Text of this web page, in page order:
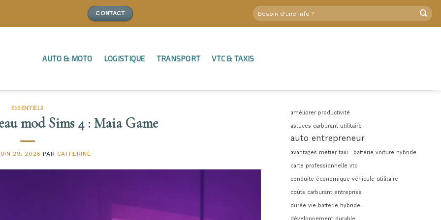
CONTACT
AUTO & MOTO LOGISTIQUE TRANSPORT VTC & TAXIS
ESSENTIELS
mod Sims 4 : Maia Game
29, 2026 PAR CATHERINE
améliorer productivité
astuces carburant utilitaire
auto entrepreneur
avantages métier taxi batterie voiture hybride
carte professionnelle vtc
conduite économique véhicule utilitaire
coûts carburant entreprise
durée vie batterie hybride